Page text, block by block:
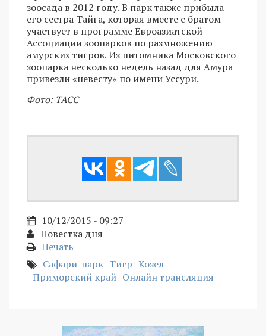
зоосада в 2012 году. В парк также прибыла
его сестра Тайга, которая вместе с братом
участвует в программе Евроазиатской
Ассоциации зоопарков по размножению
амурских тигров. Из питомника Московского
зоопарка несколько недель назад для Амура
привезли «невесту» по имени Уссури.
Фото: ТАСС
10/12/2015 - 09:27
Повестка дня
Печать
Сафари-парк Тигр Козел
Приморский край Онлайн трансляция